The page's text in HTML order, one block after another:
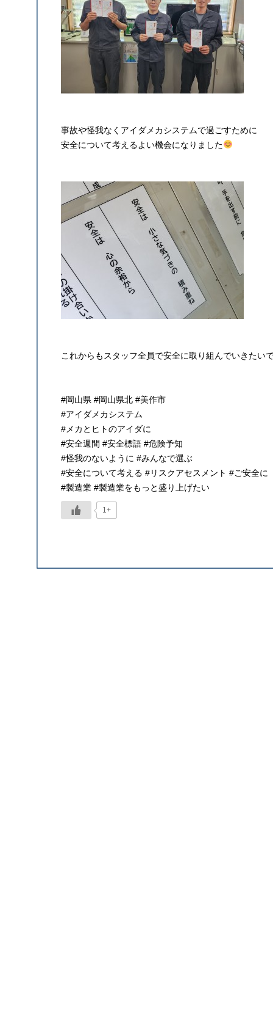
事故や怪我なくアイダメカシステムで過ごすために
安全について考えるよい機会になりました
これからもスタッフ全員で安全に取り組んでいきたい
#岡山県 #岡山県北 #美作市
#アイダメカシステム
#メカとヒトのアイダに
#安全週間 #安全標語 #危険予知
#怪我のないように #みんなで選ぶ
#安全について考える #リスクアセスメント #ご安全に
#製造業 #製造業をもっと盛り上げたい
1+